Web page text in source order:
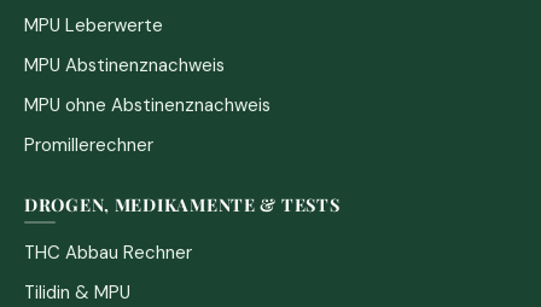
MPU Leberwerte
MPU Abstinenznachweis
MPU ohne Abstinenznachweis
Promillerechner
DROGEN, MEDIKAMENTE & TESTS
THC Abbau Rechner
Tilidin & MPU